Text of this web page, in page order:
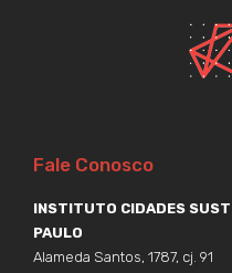
Fale Conosco
INSTITUTO CIDADES
PAULO
Alameda Santos, 1787, cj. 91